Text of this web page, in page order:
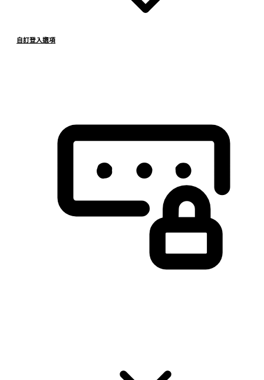
自訂登入選項